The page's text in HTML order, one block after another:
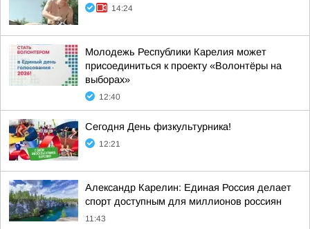
14:24
Молодежь Республики Карелия может
присоединиться к проекту «Волонтёры на
выборах»
12:40
Сегодня День физкультурника!
12:21
Александр Карелин: Единая Россия делает
спорт доступным для миллионов россиян
11:43